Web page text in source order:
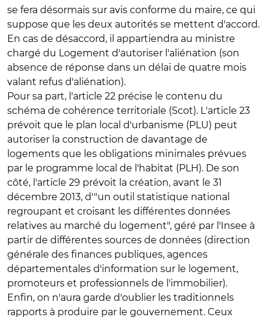
se fera désormais sur avis conforme du maire, ce qui
suppose que les deux autorités se mettent d'accord.
En cas de désaccord, il appartiendra au ministre
chargé du Logement d'autoriser l'aliénation (son
absence de réponse dans un délai de quatre mois
valant refus d'aliénation).
Pour sa part, l'article 22 précise le contenu du
schéma de cohérence territoriale (Scot). L'article 23
prévoit que le plan local d'urbanisme (PLU) peut
autoriser la construction de davantage de
logements que les obligations minimales prévues
par le programme local de l'habitat (PLH). De son
côté, l'article 29 prévoit la création, avant le 31
décembre 2013, d'"un outil statistique national
regroupant et croisant les différentes données
relatives au marché du logement", géré par l'Insee à
partir de différentes sources de données (direction
générale des finances publiques, agences
départementales d'information sur le logement,
promoteurs et professionnels de l'immobilier).
Enfin, on n'aura garde d'oublier les traditionnels
rapports à produire par le gouvernement. Ceux